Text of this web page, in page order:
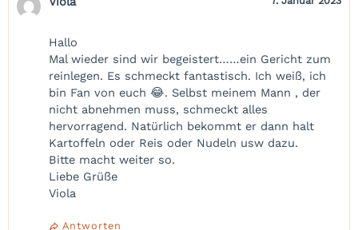
Hallo
Mal wieder sind wir begeistert……ein Gericht zum
reinlegen. Es schmeckt fantastisch. Ich weiß, ich
bin Fan von euch 😂. Selbst meinem Mann , der
nicht abnehmen muss, schmeckt alles
hervorragend. Natürlich bekommt er dann halt
Kartoffeln oder Reis oder Nudeln usw dazu.
Bitte macht weiter so.
Liebe Grüße
Viola
Antworten